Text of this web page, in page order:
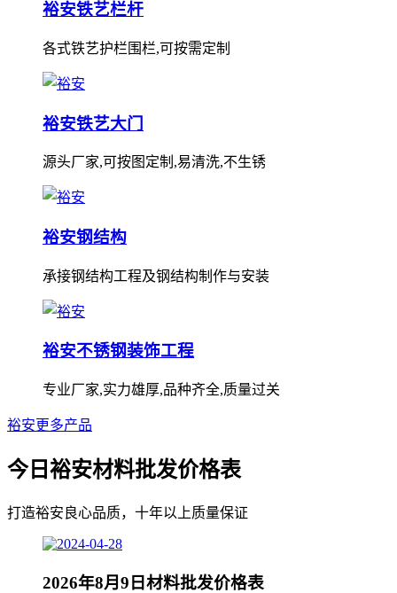
裕安铁艺栏杆
各式铁艺护栏围栏,可按需定制
裕安铁艺大门
源头厂家,可按图定制,易清洗,不生锈
裕安钢结构
承接钢结构工程及钢结构制作与安装
裕安不锈钢装饰工程
专业厂家,实力雄厚,品种齐全,质量过关
裕安更多产品
今日裕安材料批发价格表
打造裕安良心品质，十年以上质量保证
2026年8月9日材料批发价格表